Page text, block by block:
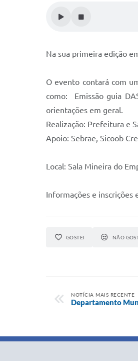
Na sua primeira edição
O evento contará com
como: Emissão guia
orientações em geral.
Realização: Prefeitura e
Apoio: Sebrae, Sicoob
Local: Sala Mineira do
Informações e inscrições
GOSTEI NÃO
NOTÍCIA MAIS RECENTE
Departamento